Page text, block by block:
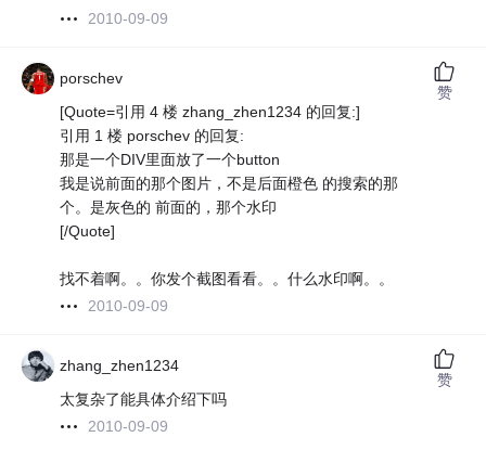
2010-09-09
porschev
[Quote=引用 4 楼 zhang_zhen1234 的回复:]
引用 1 楼 porschev 的回复:
那是一个DIV里面放了一个button
我是说前面的那个图片，不是后面橙色 的搜索的那
个。是灰色的 前面的，那个水印
[/Quote]
找不着啊。。你发个截图看看。。什么水印啊。。
2010-09-09
赞
zhang_zhen1234
太复杂了能具体介绍下吗
2010-09-09
赞